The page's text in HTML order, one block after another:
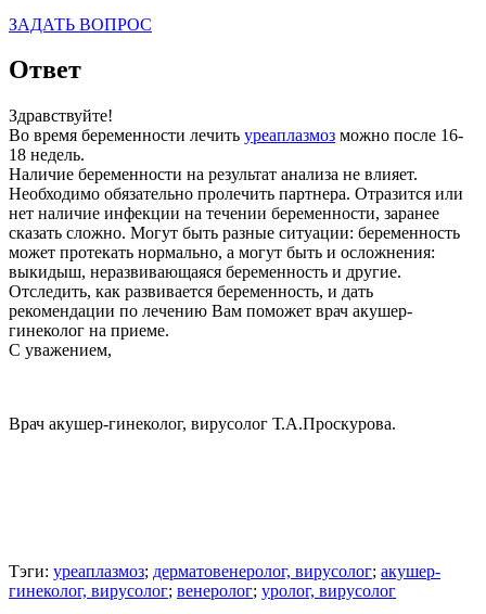
ЗАДАТЬ ВОПРОС
Ответ
Здравствуйте!
Во время беременности лечить уреаплазмоз можно после 16-
18 недель.
Наличие беременности на результат анализа не влияет.
Необходимо обязательно пролечить партнера. Отразится или
нет наличие инфекции на течении беременности, заранее
сказать сложно. Могут быть разные ситуации: беременность
может протекать нормально, а могут быть и осложнения:
выкидыш, неразвивающаяся беременность и другие.
Отследить, как развивается беременность, и дать
рекомендации по лечению Вам поможет врач акушер-
гинеколог на приеме.
С уважением,
Врач акушер-гинеколог, вирусолог Т.А.Проскурова.
Тэги: уреаплазмоз; дерматовенеролог, вирусолог; акушер-
гинеколог, вирусолог; венеролог; уролог, вирусолог